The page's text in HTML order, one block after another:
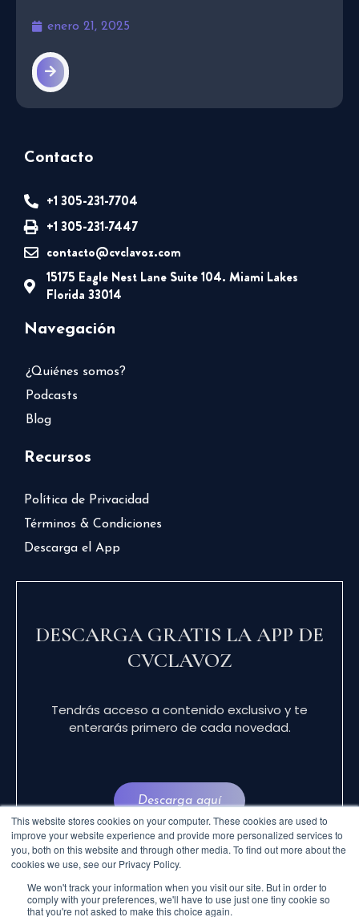
This website stores cookies on your computer. These cookies are used to
improve your website experience and provide more personalized services to
you, both on this website and through other media. To find out more about the
cookies we use, see our Privacy Policy.
We won't track your information when you visit our site. But in order to
comply with your preferences, we'll have to use just one tiny cookie so
that you're not asked to make this choice again.
enero 21, 2025
Contacto
+1 305-231-7704
+1 305-231-7447
contacto@cvclavoz.com
15175 Eagle Nest Lane Suite 104. Miami Lakes
Florida 33014
Navegación
¿Quiénes somos?
Podcasts
Blog
Recursos
Política de Privacidad
Términos & Condiciones
Descarga el App
DESCARGA GRATIS LA APP DE
CVCLAVOZ
Tendrás acceso a contenido exclusivo y te
enterarás primero de cada novedad.
Descarga aquí